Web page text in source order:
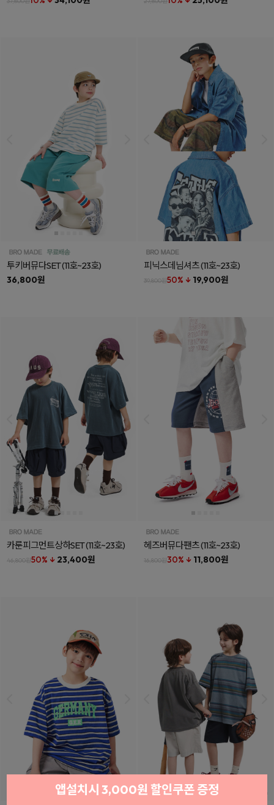
투키버뮤다SET(11호~23호)
36,800원
피닉스데님셔츠(11호~23호)
39,800원50% ↓ 19,900원
카룬피그먼트상하SET(11호~23호)
46,800원50% ↓ 23,400원
헤즈버뮤다팬츠(11호~23호)
16,800원30% ↓ 11,800원
앱설치시 3,000원 할인쿠폰 증정